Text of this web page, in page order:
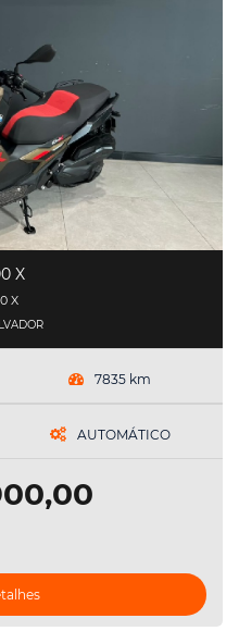
X
X
7835 km
AUTOMÁTICO